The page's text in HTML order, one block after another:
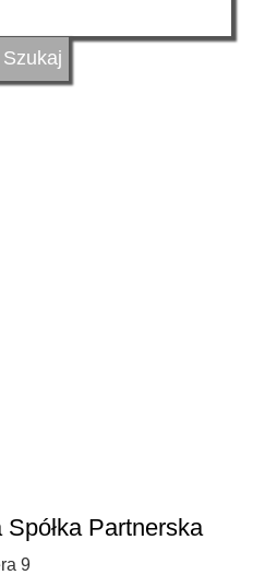
Partnerska
9